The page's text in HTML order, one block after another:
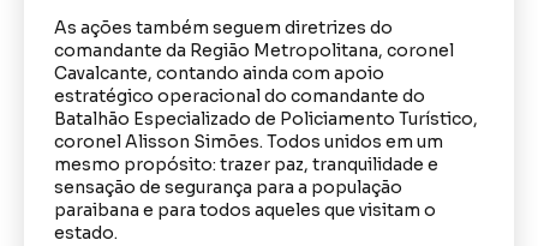
As ações também seguem diretrizes do
comandante da Região Metropolitana, coronel
Cavalcante, contando ainda com apoio
estratégico operacional do comandante do
Batalhão Especializado de Policiamento Turístico,
coronel Alisson Simões. Todos unidos em um
mesmo propósito: trazer paz, tranquilidade e
sensação de segurança para a população
paraibana e para todos aqueles que visitam o
estado.